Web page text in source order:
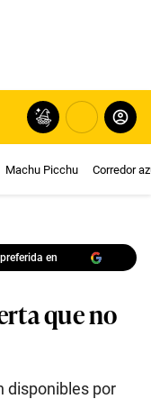
Machu Picchu Corredor
en
que no
disponibles por